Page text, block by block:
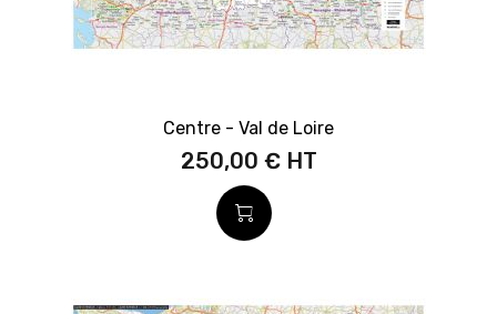
Centre - Val de Loire
250,00 €